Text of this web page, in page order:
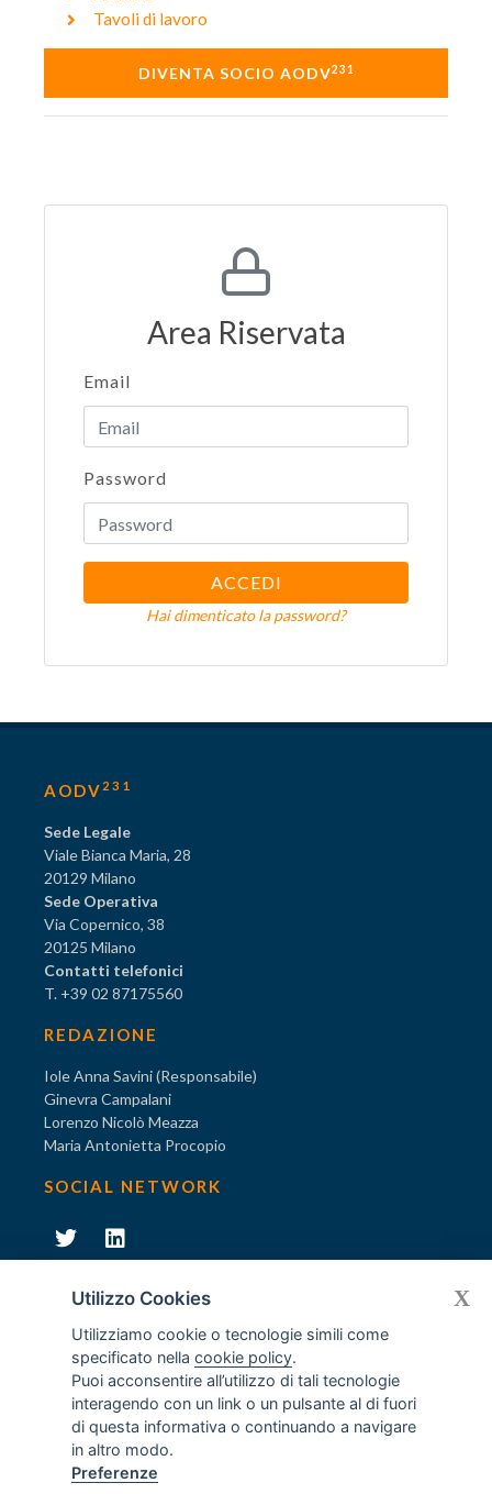
Tavoli di lavoro
DIVENTA SOCIO AODV231
Area Riservata
Email
Password
ACCEDI
Hai dimenticato la password?
AODV 231
Sede Legale
Viale Bianca Maria, 28
20129 Milano
Sede Operativa
Via Copernico, 38
20125 Milano
Contatti telefonici
T. +39 02 87175560
REDAZIONE
Iole Anna Savini (Responsabile)
Ginevra Campalani
Lorenzo Nicolò Meazza
Maria Antonietta Procopio
SOCIAL NETWORK
Diventa socio di AODV
© Tutti i diritti riservati AODV231- ® Marchio registrato
Associazione dei Componenti degli Organismi di Vigilanza
ex D.Lgs. 231/2001
Utilizzo Cookies
Utilizziamo cookie o tecnologie simili come
specificato nellacookie policy.
Puoi acconsentire all’utilizzo di tali tecnologie
interagendo con un link o un pulsante al di fuori
di questa informativa o continuando a navigare
in altro modo.
Preferenze
X